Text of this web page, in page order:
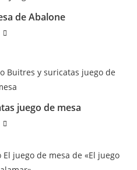
de Abalone
juego de mesa